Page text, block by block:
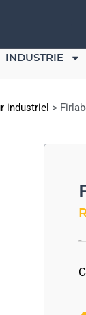
INDUSTRIE
industriel >
-